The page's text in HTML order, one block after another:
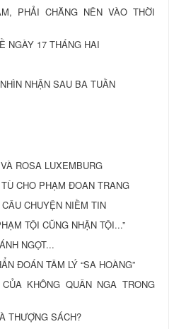
PHẢI CHĂNG NÊN VÀO THỜI
NGÀY 17 THÁNG HAI
NHẬN SAU BA TUẦN
ROSA LUXEMBURG
CHO PHẠM ĐOAN TRANG
CHUYỆN NIỀM TIN
TỘI CŨNG NHẬN TỘI...”
NGỌT...
ĐOÁN TÂM LÝ “SA HOÀNG”
KHÔNG QUÂN NGA TRONG
THƯỢNG SÁCH?